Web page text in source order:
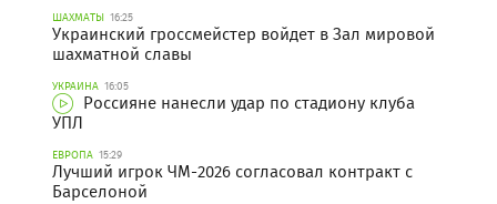
ШАХМАТЫ 16:25
Украинский гроссмейстер войдет в Зал мировой
шахматной славы
УКРАИНА 16:05
Россияне нанесли удар по стадиону клуба
УПЛ
ЕВРОПА 15:29
Лучший игрок ЧМ-2026 согласовал контракт с
Барселоной